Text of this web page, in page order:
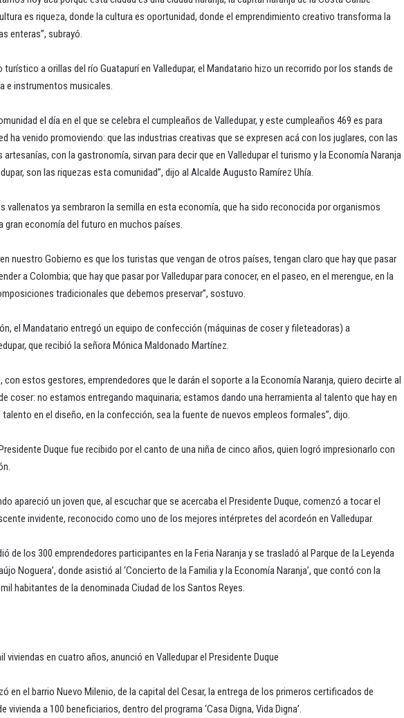
es riqueza, donde la cultura es oportunidad, donde el emprendimiento creativo transforma la
enteras”, subrayó.
turístico a orillas del río Guatapurí en Valledupar, el Mandatario hizo un recorrido por los stands de
e instrumentos musicales.
el día en el que se celebra el cumpleaños de Valledupar, y este cumpleaños 469 es para
ha venido promoviendo: que las industrias creativas que se expresen acá con los juglares, con las
con la gastronomía, sirvan para decir que en Valledupar el turismo y la Economía Naranja
son las riquezas esta comunidad”, dijo al Alcalde Augusto Ramírez Uhía.
vallenatos ya sembraron la semilla en esta economía, que ha sido reconocida por organismos
gran economía del futuro en muchos países.
nuestro Gobierno es que los turistas que vengan de otros países, tengan claro que hay que pasar
a Colombia; que hay que pasar por Valledupar para conocer, en el paseo, en el merengue, en la
tradicionales que debemos preservar”, sostuvo.
el Mandatario entregó un equipo de confección (máquinas de coser y fileteadoras) a
que recibió la señora Mónica Maldonado Martínez.
con estos gestores, emprendedores que le darán el soporte a la Economía Naranja, quiero decirte al
coser: no estamos entregando maquinaria; estamos dando una herramienta al talento que hay en
talento en el diseño, en la confección, sea la fuente de nuevos empleos formales”, dijo.
Duque fue recibido por el canto de una niña de cinco años, quien logró impresionarlo con
apareció un joven que, al escuchar que se acercaba el Presidente Duque, comenzó a tocar el
invidente, reconocido como uno de los mejores intérpretes del acordeón en Valledupar.
de los 300 emprendedores participantes en la Feria Naranja y se trasladó al Parque de la Leyenda
Noguera’, donde asistió al ‘Concierto de la Familia y la Economía Naranja’, que contó con la
habitantes de la denominada Ciudad de los Santos Reyes.
viviendas en cuatro años, anunció en Valledupar el Presidente Duque
en el barrio Nuevo Milenio, de la capital del Cesar, la entrega de los primeros certificados de
vivienda a 100 beneficiarios, dentro del programa ‘Casa Digna, Vida Digna’.